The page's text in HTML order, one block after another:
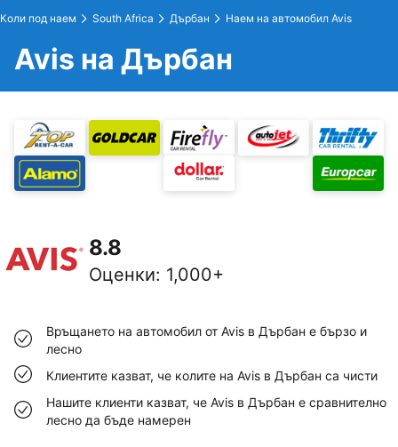
Коли под наем South Africa Дърбан Наем на автомобил Avis
Avis на Дърбан
8.8
Оценки: 1,000+
Връщането на автомобил от Avis в Дърбан е бързо и
лесно
Клиентите казват, че колите на Avis в Дърбан са чисти
Нашите клиенти казват, че Avis в Дърбан е сравнително
лесно да бъде намерен